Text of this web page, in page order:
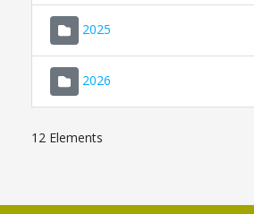
2025
2026
12 Elements